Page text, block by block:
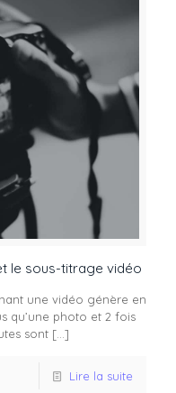
le sous-titrage vidéo
une vidéo génère en
qu’une photo et 2 fois
sont[…]
Lire la suite